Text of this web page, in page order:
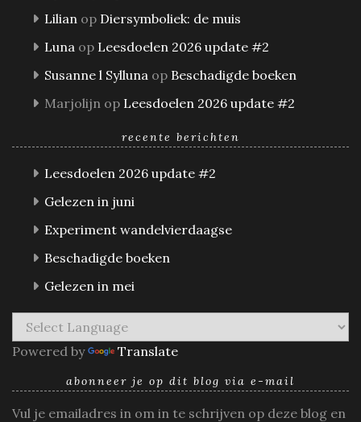
Lilian op Diersymboliek: de muis
Luna op Leesdoelen 2026 update #2
Susanne l Sylluna op Beschadigde boeken
Marjolijn op Leesdoelen 2026 update #2
recente berichten
Leesdoelen 2026 update #2
Gelezen in juni
Experiment wandelvierdaagse
Beschadigde boeken
Gelezen in mei
Powered by Translate
abonneer je op dit blog via e-mail
Vul je emailadres in om in te schrijven op deze blog en